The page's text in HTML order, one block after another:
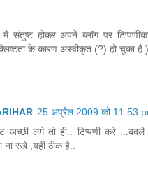
संतुष्ट होकर अपने ब्लॉग पर
के कारण अस्वीकृत (?) हो चुका है
25 अप्रैल 2009 को 11:53
अच्छी लगे तो ही.. टिप्पणी करे ...बदले
ना रखे ,यही ठीक है..